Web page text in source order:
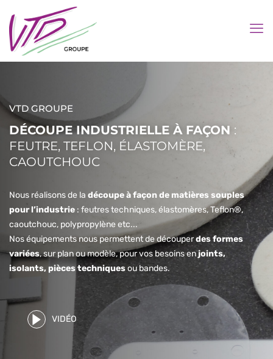
VTD GROUPE
DÉCOUPE INDUSTRIELLE À FAÇON :
FEUTRE, TEFLON, ÉLASTOMÈRE,
CAOUTCHOUC
Nous réalisons de la découpe à façon de matières souples
pour l’industrie : feutres techniques, élastomères, Teflon®,
caoutchouc, polypropylène etc...
Nos équipements nous permettent de découperdes formes
variées, sur plan ou modèle, pour vos besoins enjoints,
isolants, pièces techniquesou bandes.
VIDÉO